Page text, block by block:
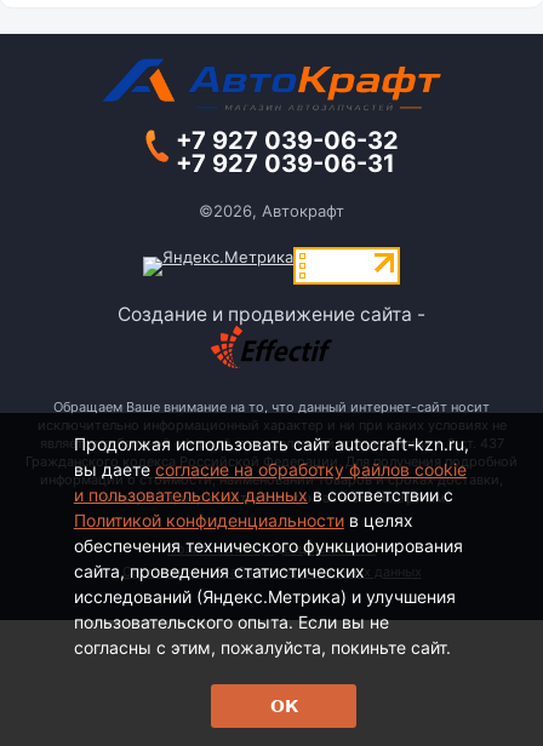
+7 927 039-06-32
+7 927 039-06-31
©2026, Автокрафт
Создание и продвижение сайта -
Обращаем Ваше внимание на то, что данный интернет-сайт носит
исключительно информационный характер и ни при каких условиях не
является публичной офертой, определяемой положениями ч. 2 ст. 437
Гражданского кодекса Российской Федерации. Для получения подробной
информации о стоимости, наименовании товаров и сроках доставки,
пожалуйста, обращайтесь по контактным телефонам.
Политика конфиденциальности
Согласие на обработку персональных данных
Продолжая использовать сайт autocraft-kzn.ru,
вы даете согласие на обработку файлов cookie
и пользовательских данныхв соответствии с
Политикой конфиденциальностив целях
обеспечения технического функционирования
сайта, проведения статистических
исследований (Яндекс.Метрика) и улучшения
пользовательского опыта. Если вы не
согласны с этим, пожалуйста, покиньте сайт.
ОК